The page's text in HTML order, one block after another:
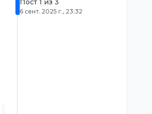
Пост 1 из 3
6 сент. 2025 г., 23:32